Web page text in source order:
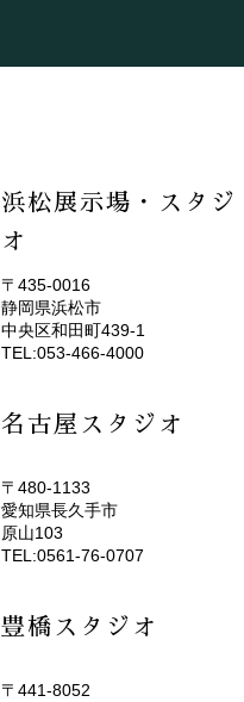
浜松展示場・スタジ
オ
(EMOTOP浜松)
〒435-0016
静岡県浜松市
中央区和田町439-1
TEL:053-466-4000
名古屋スタジオ
(EMOTOP名古屋)
〒480-1133
愛知県長久手市
原山103
TEL:0561-76-0707
豊橋スタジオ
〒441-8052